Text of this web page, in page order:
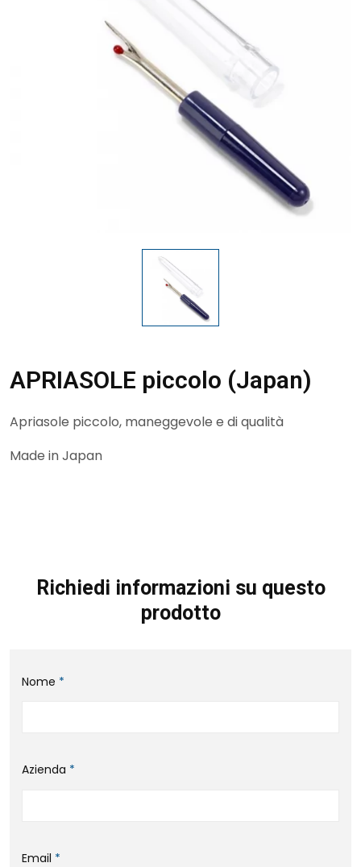
APRIASOLE piccolo (Japan)
Apriasole piccolo, maneggevole e di qualità
Made in Japan
Richiedi informazioni su questo
prodotto
Nome *
Azienda *
Email *